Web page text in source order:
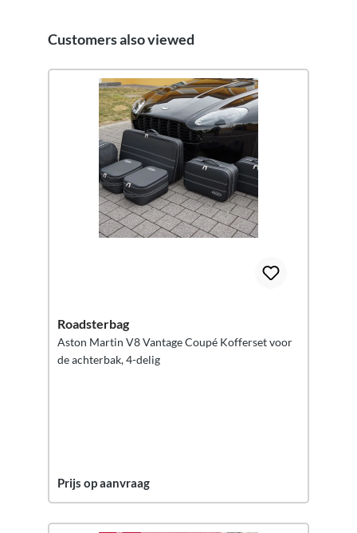
Productgalerij overslaan
Customers also viewed
Roadsterbag
Aston Martin V8 Vantage Coupé Kofferset voor
de achterbak, 4-delig
Prijs op aanvraag